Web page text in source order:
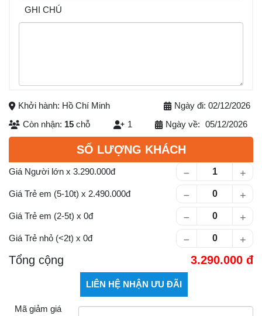
GHI CHÚ
Khởi hành: Hồ Chí Minh
Ngày đi: 02/12/2026
Còn nhận: 15 chỗ
Số lượng khách
1 Ngày về: 05/12/2026
SỐ LƯỢNG KHÁCH
Giá Người lớn x 3.290.000
Giá Trẻ em (5-10t) x 2.490.000
Giá Trẻ em (2-5t) x 0
Giá Trẻ nhỏ (<2t) x 0
Tổng cộng 3.290.000
Mã giảm giá